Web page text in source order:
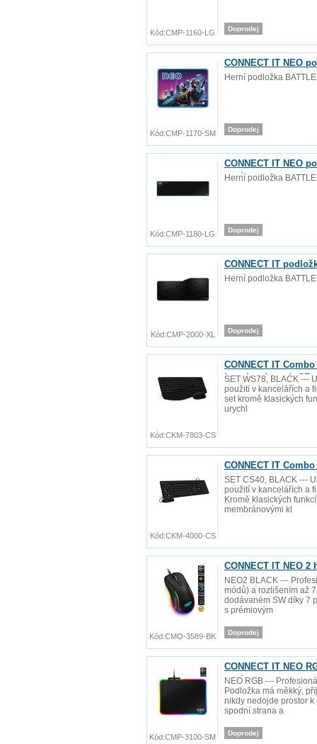
Doprodej
Kód:CMP-1160-LG
CONNECT IT NEO
Herní podložka
Doprodej
Kód:CMP-1170-SM
CONNECT IT NEO
mm)
Herní podložka
Doprodej
Kód:CMP-1180-LG
CONNECT IT
Herní podložka
Doprodej
Kód:CMP-2000-XL
CONNECT IT
baterie zdarma), CZ
SET WS78, BLACK ---
použití v kancelářích a
set kromě klasických
urychl
Kód:CKM-7803-CS
CONNECT IT
SET CS40, BLACK ---
použití v kancelářích a
Kromě klasických
membránovými kl
Kód:CKM-4000-CS
CONNECT IT NEO 2
NEO2 BLACK ---
módů) a rozlišením až
dodávaném SW díky 7
s prémiovým
Doprodej
Kód:CMO-3589-BK
CONNECT IT NEO
mm)
NEO RGB ---
Podložka má měkký,
nikdy nedojde prostor
spodní strana a
Doprodej
Kód:CMP-3100-SM